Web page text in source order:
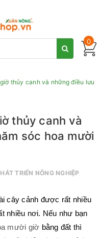
0
thủy canh và những điều lưu
thủy canh và
sóc hoa mười
TRIỂN NÔNG NGHIỆP
cây cảnh được rất nhiều
nhiều nơi. Nếu như bạn
mười giờ bằng đất thì